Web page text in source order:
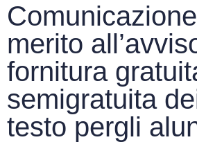
merito
fornitura
semigratuita
testo pergli